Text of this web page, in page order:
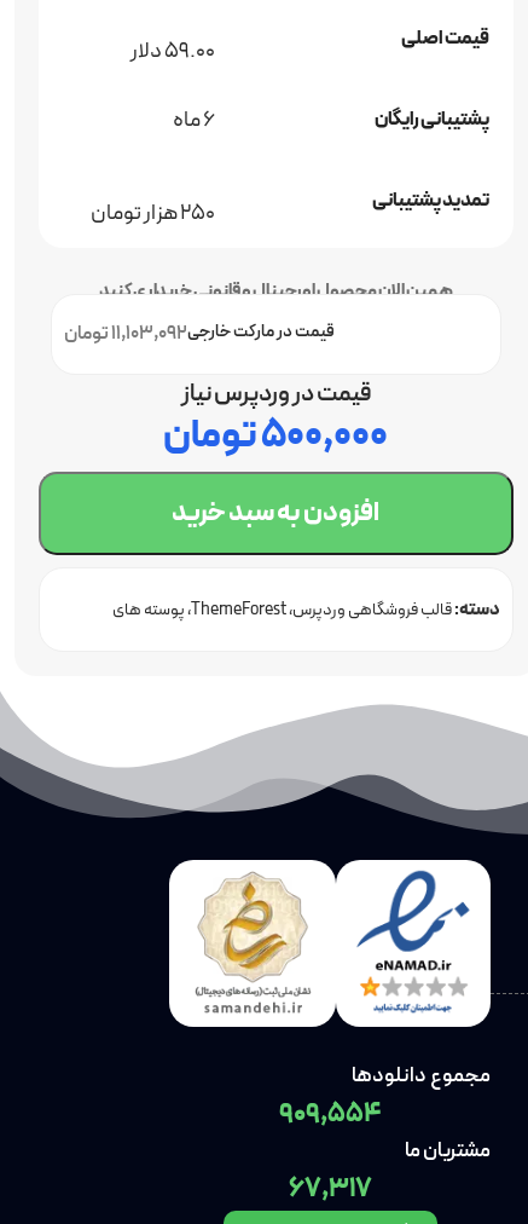
قیمت اصلی 59.00 دلار
پشتیبانی رایگان 6 ماه
تمدید پشتیبانی 250 هزار تومان
همین الان محصول اورجینال و قانونی خریداری کنید
11,103,092 تومانقیمت در مارکت خارجی
قیمت در وردپرس نیاز
۵۰۰,۰۰۰تومان
افزودن به سبد خرید
دسته:قالب فروشگاهی وردپرس ThemeForest پوسته های
مجموع دانلودها
909,554
مشتریان ما
67,317